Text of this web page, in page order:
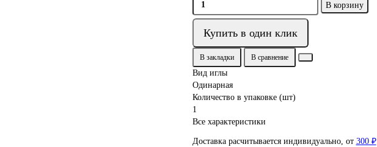
В корзину
Купить в один клик
В закладки В сравнение
Вид иглы
Одинарная
Количество в упаковке (шт)
1
Все характеристики
Доставка расчитывается индивидуально, от 300 ₽